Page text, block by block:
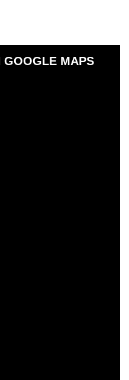
GOOGLE MAPS